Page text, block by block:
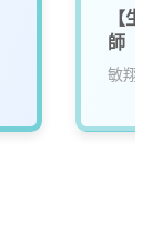
【生
師
敏翔股